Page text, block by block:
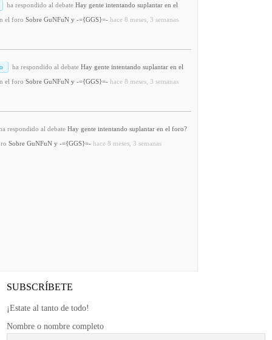
ha respondido al debate Hay gente intentando suplantar en el
el foro Sobre GuNFuN y -={GGS}=- hace 8 meses, 3 semanas
ha respondido al debate Hay gente intentando suplantar en el
el foro Sobre GuNFuN y -={GGS}=- hace 8 meses, 3 semanas
respondido al debate Hay gente intentando suplantar en el foro?
Sobre GuNFuN y -={GGS}=- hace 8 meses, 3 semanas
SUBSCRÍBETE
¡Estate al tanto de todo!
Nombre o nombre completo